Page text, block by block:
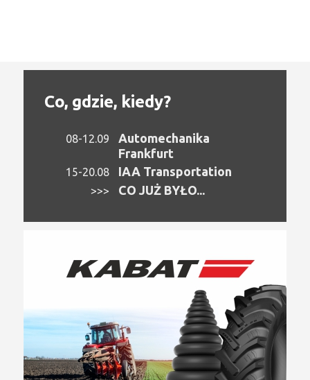
Co, gdzie, kiedy?
08-12.09
Automechanika
Frankfurt
15-20.08 IAA Transportation
>>> CO JUŻ BYŁO...